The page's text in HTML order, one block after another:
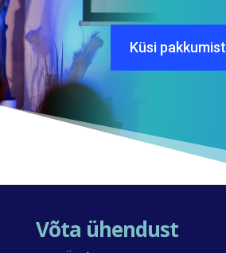
Küsi pakkumist
Võta ühendust